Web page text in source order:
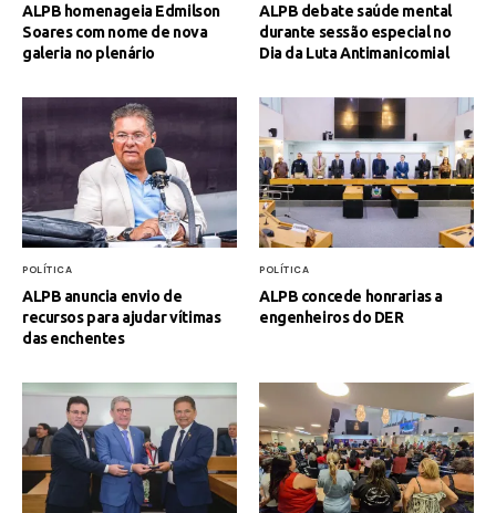
ALPB homenageia Edmilson
Soares com nome de nova
galeria no plenário
ALPB debate saúde mental
durante sessão especial no
Dia da Luta Antimanicomial
POLÍTICA
ALPB anuncia envio de
recursos para ajudar vítimas
das enchentes
POLÍTICA
ALPB concede honrarias a
engenheiros do DER